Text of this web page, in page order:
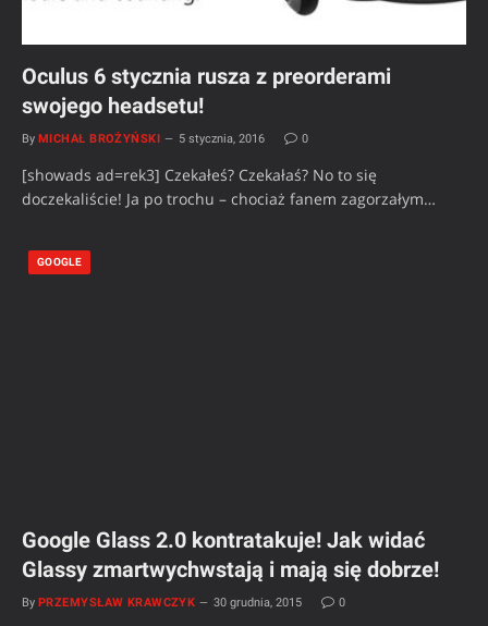
Oculus 6 stycznia rusza z preorderami
swojego headsetu!
By MICHAŁ BROŻYŃSKI 5 stycznia, 2016 0
[showads ad=rek3] Czekałeś? Czekałaś? No to się
doczekaliście! Ja po trochu – chociaż fanem zagorzałym…
GOOGLE
Google Glass 2.0 kontratakuje! Jak widać
Glassy zmartwychwstają i mają się dobrze!
By PRZEMYSŁAW KRAWCZYK 30 grudnia, 2015 0